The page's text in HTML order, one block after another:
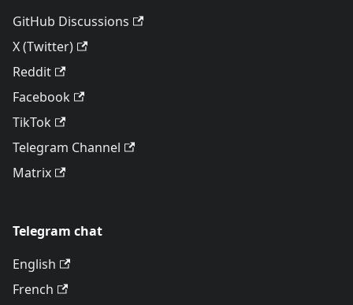
GitHub Discussions
X (Twitter)
Reddit
Facebook
TikTok
Telegram Channel
Matrix
Telegram chat
English
French